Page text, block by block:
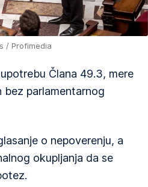
/ Profimedia
Člana 49.3, mere
parlamentarnog
o nepoverenju, a
okupljanja da se